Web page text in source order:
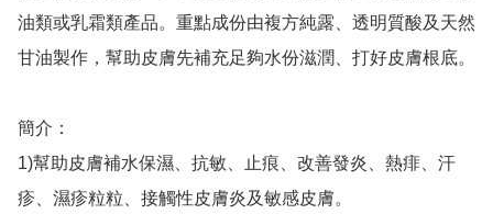
油類或乳霜類產品。重點成份由複方純露、透明質酸及天然
甘油製作，幫助皮膚先補充足夠水份滋潤、打好皮膚根底。
簡介：
1)幫助皮膚補水保濕、抗敏、止痕、改善發炎、熱痱、汗
疹、濕疹粒粒、接觸性皮膚炎及敏感皮膚。